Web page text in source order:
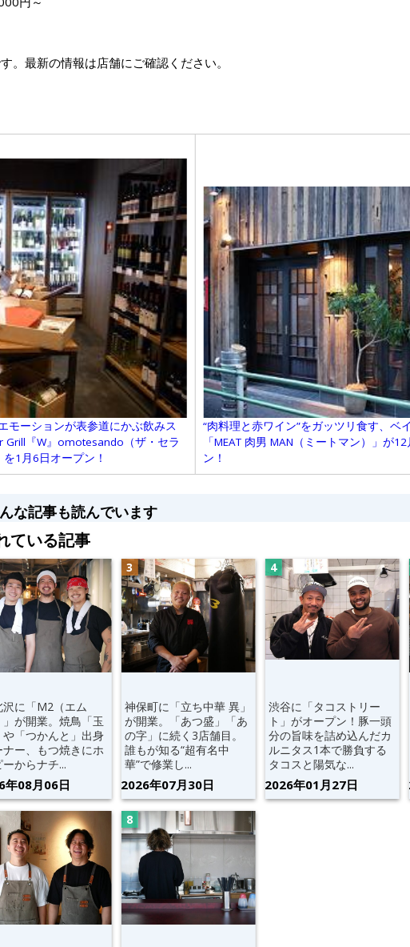
。最新の情報は店舗にご確認ください。
モーションが表参道にかぶ飲みス
Grill『W』omotesando（ザ・セラ
1月6日オープン！
“肉料理と赤ワイン”をガッツリ食す、ベ
「MEAT 肉男 MAN（ミートマン）」が
ン！
な記事も読んでいます
ている記事
沢に「M2（エム
」が開業。焼鳥「玉
や「つかんと」出身
ナー、もつ焼きにホ
ーからナチ...
年08月06日
神保町に「立ち中華 異」
が開業。「あつ盛」「あ
の字」に続く3店舗目。
誰もが知る“超有名中
華”で修業し...
2026年07月30日
渋谷に「タコストリー
ト」がオープン！豚一頭
分の旨味を詰め込んだカ
ルニタス1本で勝負する
タコスと陽気な...
2026年01月27日